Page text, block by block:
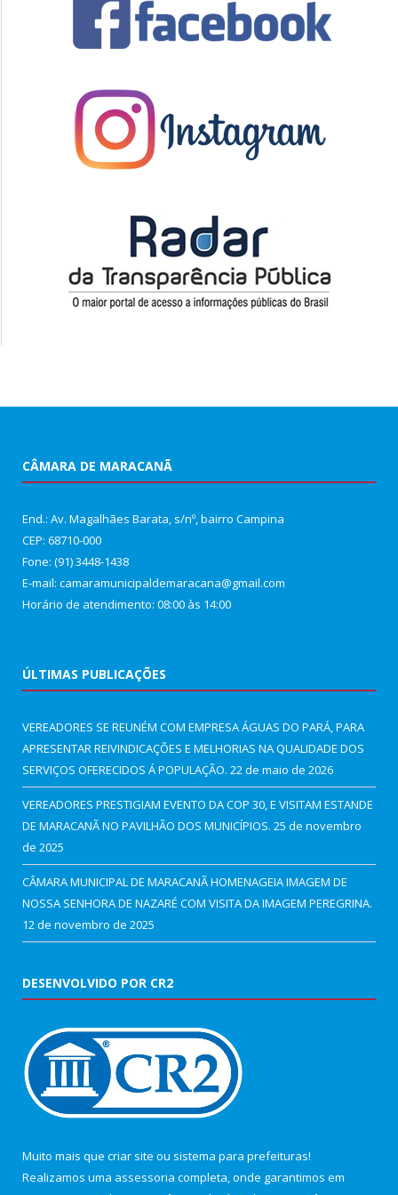
CÂMARA DE MARACANÃ
End.: Av. Magalhães Barata, s/nº, bairro Campina
CEP: 68710-000
Fone: (91) 3448-1438
E-mail: camaramunicipaldemaracana@gmail.com
Horário de atendimento: 08:00 às 14:00
ÚLTIMAS PUBLICAÇÕES
VEREADORES SE REUNÉM COM EMPRESA ÁGUAS DO PARÁ, PARA
APRESENTAR REIVINDICAÇÕES E MELHORIAS NA QUALIDADE DOS
SERVIÇOS OFERECIDOS Á POPULAÇÃO. 22 de maio de 2026
VEREADORES PRESTIGIAM EVENTO DA COP 30, E VISITAM ESTANDE
DE MARACANÃ NO PAVILHÃO DOS MUNICÍPIOS. 25 de novembro
de 2025
CÂMARA MUNICIPAL DE MARACANÃ HOMENAGEIA IMAGEM DE
NOSSA SENHORA DE NAZARÉ COM VISITA DA IMAGEM PEREGRINA.
12 de novembro de 2025
DESENVOLVIDO POR CR2
Muito mais que criar site ou sistema para prefeituras!
Realizamos uma assessoria completa, onde garantimos em